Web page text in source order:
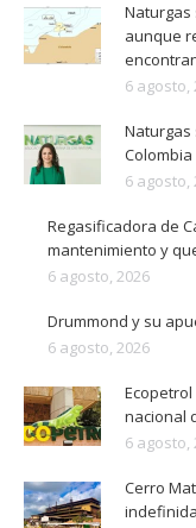
Naturgas
aunque
6 agosto,
Naturgas
6 agosto,
Regasificadora de
mantenimiento y
6 agosto, 2026
Drummond y su
6 agosto, 2026
nacional
6 agosto,
Cerro